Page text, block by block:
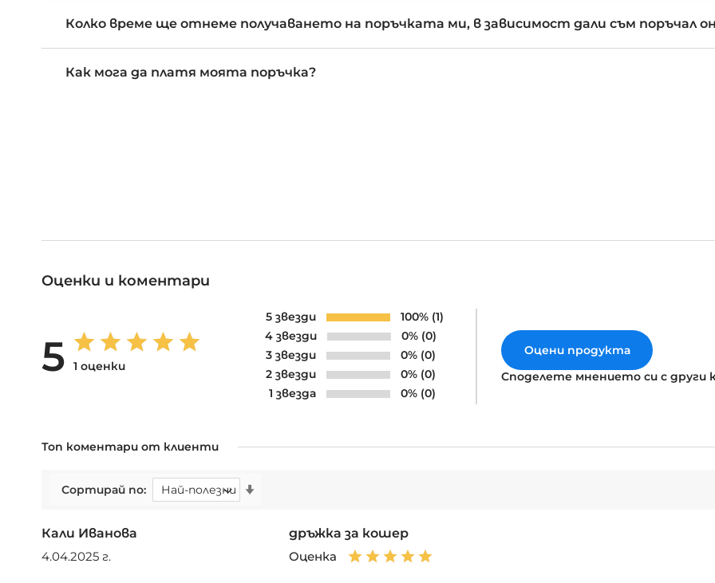
Колко време ще отнеме получаването на поръчката ми, в зависимост дали съм поръчал
Как мога да платя моята поръчка?
Оценки и коментари
5 1 оценки
5 звезди
100% (1)
4 звезди
0% (0)
3 звезди
0% (0)
2 звезди
0% (0)
1 звезда
0% (0)
Оцени продукта
Споделете мнението си с други
Топ коментари от клиенти
Сортирай по
Кали Иванова
4.04.2025 г.
дръжка за кошер
Оценка